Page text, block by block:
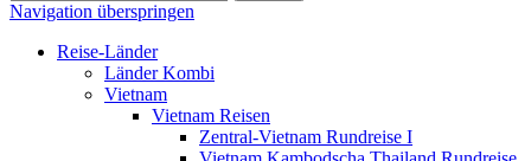
Navigation überspringen
Reise-Länder
Länder Kombi
Vietnam
Vietnam Reisen
Zentral-Vietnam Rundreise I